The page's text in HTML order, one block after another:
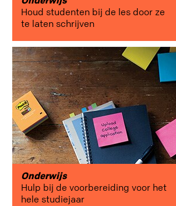
creativiteit
samenwerking
Onderwijs
Houd studenten bij de les door ze
te laten schrijven
Onderwijs
Hulp bij de voorbereiding voor het
hele studiejaar